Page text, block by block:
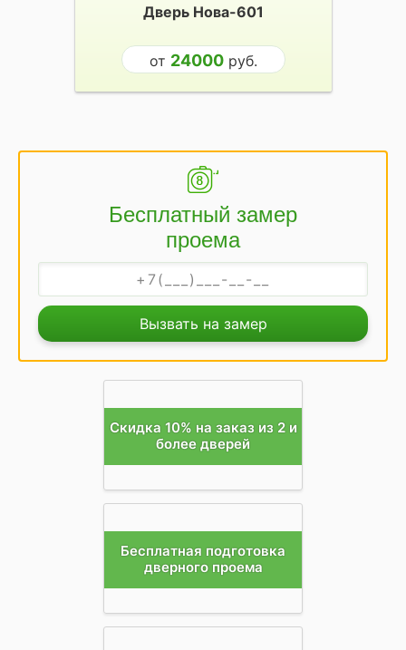
Дверь Нова-601
от 24000руб.
Бесплатный замер
проема
Вызвать на замер
Скидка 10% на заказ из 2 и
более дверей
Бесплатная подготовка
дверного проема